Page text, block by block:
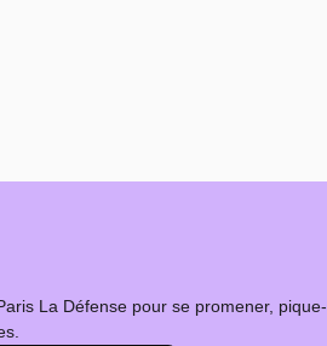
La Défense pour se promener, pique-